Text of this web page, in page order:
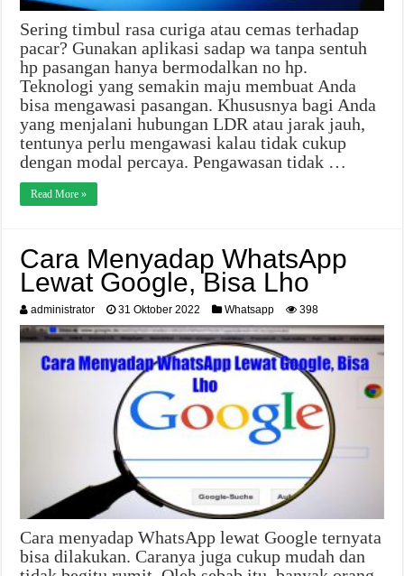
Sering timbul rasa curiga atau cemas terhadap
pacar? Gunakan aplikasi sadap wa tanpa sentuh
hp pasangan hanya bermodalkan no hp.
Teknologi yang semakin maju membuat Anda
bisa mengawasi pasangan. Khususnya bagi Anda
yang menjalani hubungan LDR atau jarak jauh,
tentunya perlu mengawasi kalau tidak cukup
dengan modal percaya. Pengawasan tidak …
Read More »
Cara Menyadap WhatsApp
Lewat Google, Bisa Lho
administrator 31 Oktober 2022 Whatsapp 398
Cara menyadap WhatsApp lewat Google ternyata
bisa dilakukan. Caranya juga cukup mudah dan